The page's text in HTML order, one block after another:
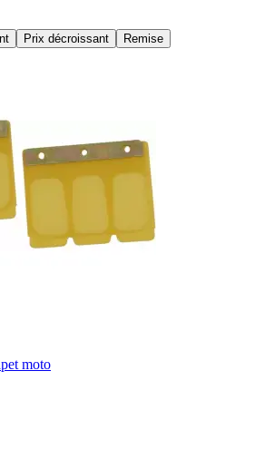
Prix décroissant Remise
moto